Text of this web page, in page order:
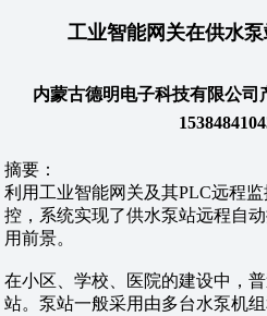
工业智能网关在供水
内蒙古德明电子科技有限公司
摘要：
利用工业智能网关及其PLC远程
控，系统实现了供水泵站远程自
用前景。
在小区、学校、医院的建设中，
站。泵站一般采用由多台水泵机